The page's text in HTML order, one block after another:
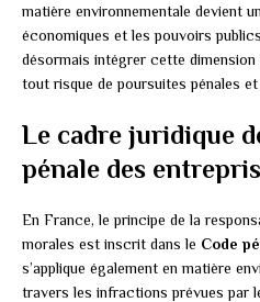
matière environnementale devient
économiques et les pouvoirs
désormais intégrer cette
tout risque de poursuites pénales et
Le cadre juridique
pénale des
En France, le principe de la
morales est inscrit dans le Code
s’applique également en matière
travers les infractions prévues par